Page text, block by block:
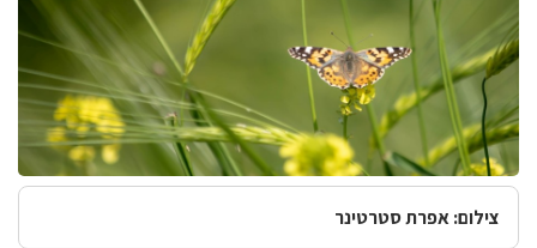
צילום: אפרת סטרטינר